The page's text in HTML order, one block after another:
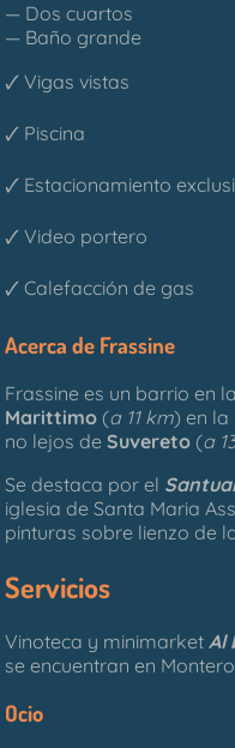
— Dos cuartos
— Baño grande
🗸 Vigas vistas
🗸 Piscina
🗸 Estacionamiento
🗸 Video portero
🗸 Calefacción de gas
Acerca de Frassine
Frassine es un barrio en
Marittimo (a 11 km) en la
no lejos deSuvereto (a
Se destaca por el
iglesia de Santa Maria
pinturas sobre lienzo de
Servicios
Vinoteca y minimarketAl
se encuentran en
Ocio